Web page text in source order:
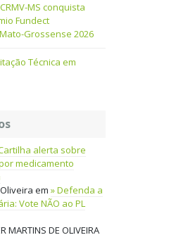
MS conquista
Fundect
Grossense 2026
Técnica em
alerta sobre
medicamento
em
Defenda a
Vote NÃO ao PL
MARTINS DE OLIVEIRA